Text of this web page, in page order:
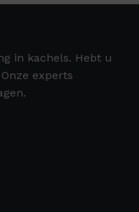
in kachels. Hebt u
experts